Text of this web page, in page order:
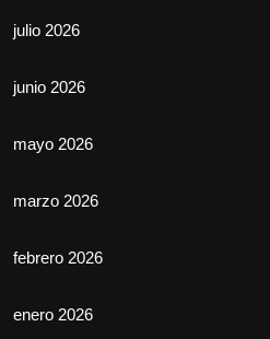
julio 2026
junio 2026
mayo 2026
marzo 2026
febrero 2026
enero 2026